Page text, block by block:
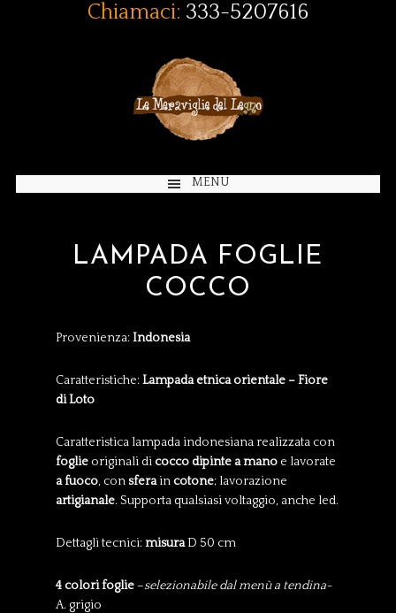
Chiamaci: 333-5207616
MENU
LAMPADA FOGLIE
COCCO
Provenienza:Indonesia
Caratteristiche:Lampada etnica orientale – Fiore
di Loto
Caratteristica lampada indonesiana realizzata con
foglie originali dicocco dipinte a manoe lavorate
a fuoco, con sferaincotone; lavorazione
artigianale. Supporta qualsiasi voltaggio, anche led.
Dettagli tecnici:misuraD 50 cm
4 colori foglie –selezionabile dal menù a tendina-
A. grigio